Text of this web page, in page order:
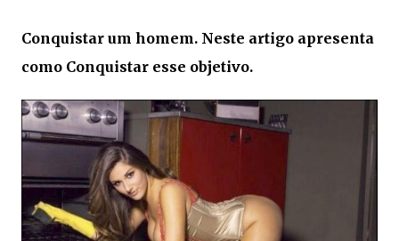
Conquistar um homem. Neste artigo apresenta
como Conquistar esse objetivo.